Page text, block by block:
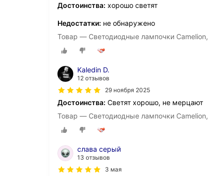
Достоинства: хорошо светят
Недостатки: не обнаружено
Товар — Светодиодные лампочки
Kaledin D.
12 отзывов
29 ноября 2025
Достоинства: Светят хорошо, не мерцают
Товар — Светодиодные лампочки
слава серый
13 отзывов
3 мая